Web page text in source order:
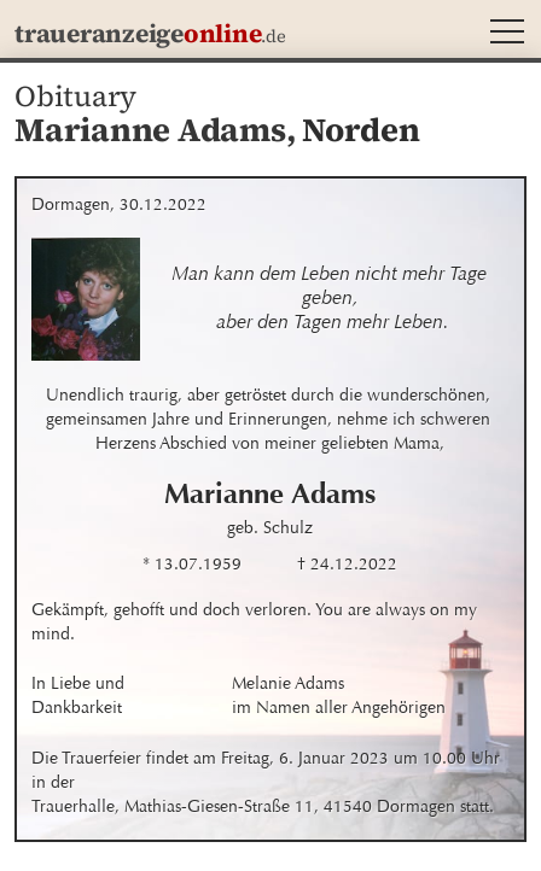
traueranzeigeonline.de
Obituary
Marianne Adams,Norden
Dormagen, 30.12.2022
Man kann dem Leben nicht mehr Tage
geben,
aber den Tagen mehr Leben.
Unendlich traurig, aber getröstet durch die wunderschönen,
gemeinsamen Jahre und Erinnerungen, nehme ich schweren
Herzens Abschied von meiner geliebten Mama,
MarianneAdams
geb. Schulz
* 13.07.1959
† 24.12.2022
Gekämpft, gehofft und doch verloren. You are always on my
mind.
In Liebe und
Dankbarkeit
Melanie Adams
im Namen aller Angehörigen
Die Trauerfeier findet am Freitag, 6. Januar 2023 um 10.00 Uhr
in der
Trauerhalle, Mathias-Giesen-Straße 11, 41540 Dormagen statt.